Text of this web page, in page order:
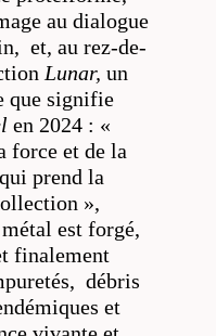
au dialogue
et, au rez-de-
Lunar,un
que signifie
en 2024 : «
force et de la
prend la
»,
est forgé,
finalement
débris
et